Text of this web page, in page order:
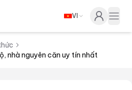
VI
nhà nguyên căn uy tín nhất